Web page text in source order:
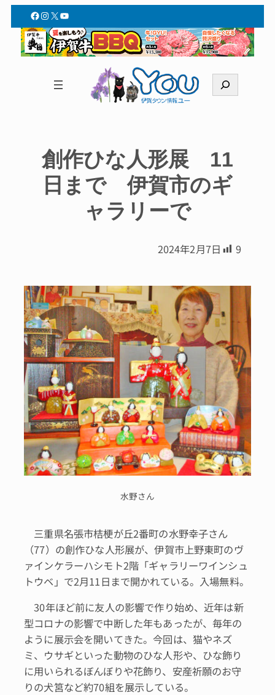
Facebook
Instagram
X YouTube
索
創作ひな人形展 11
日まで 伊賀市のギ
ャラリーで
2024年2月7日 9
水野さん
三重県名張市桔梗が丘2番町の水野幸子さん
（77）の創作ひな人形展が、伊賀市上野東町のヴ
ァインケラーハシモト2階「ギャラリーワインシュ
トウベ」で2月11日まで開かれている。入場無料。
30年ほど前に友人の影響で作り始め、近年は新
型コロナの影響で中断した年もあったが、毎年の
ように展示会を開いてきた。今回は、猫やネズ
ミ、ウサギといった動物のひな人形や、ひな飾り
に用いられるぼんぼりや花飾り、安産祈願のお守
りの犬筥など約70組を展示している。